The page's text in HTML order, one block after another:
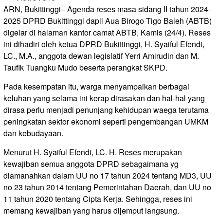
ARN, Bukittinggi– Agenda reses masa sidang II tahun 2024-
2025 DPRD Bukittinggi dapil Aua Birogo Tigo Baleh (ABTB)
digelar di halaman kantor camat ABTB, Kamis (24/4). Reses
ini dihadiri oleh ketua DPRD Bukittinggi, H. Syaiful Efendi,
LC., M.A., anggota dewan legislatif Yerri Amirudin dan M.
Taufik Tuangku Mudo beserta perangkat SKPD.
Pada kesempatan itu, warga menyampaikan berbagai
keluhan yang selama ini kerap dirasakan dan hal-hal yang
dirasa perlu menjadi penunjang kehidupan waega terutama
peningkatan sektor ekonomi seperti pengembangan UMKM
dan kebudayaan.
Menurut H. Syaiful Efendi, LC. H. Reses merupakan
kewajiban semua anggota DPRD sebagaimana yg
diamanahkan dalam UU no 17 tahun 2024 tentang MD3, UU
no 23 tahun 2014 tentang Pemerintahan Daerah, dan UU no
11 tahun 2020 tentang Cipta Kerja. Sehingga, reses ini
memang kewajiban yang harus dijemput langsung.